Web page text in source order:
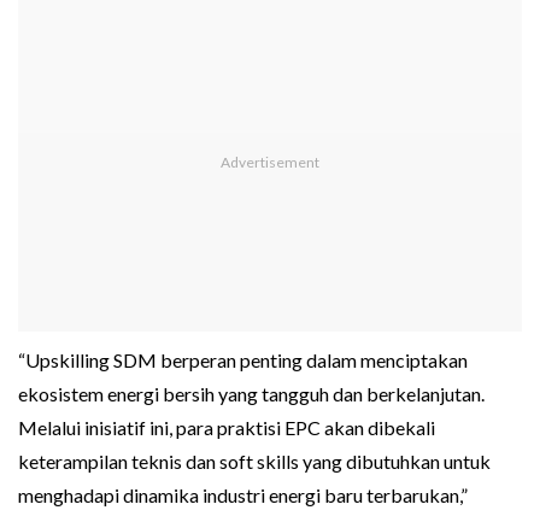
“Upskilling SDM berperan penting dalam menciptakan
ekosistem energi bersih yang tangguh dan berkelanjutan.
Melalui inisiatif ini, para praktisi EPC akan dibekali
keterampilan teknis dan soft skills yang dibutuhkan untuk
menghadapi dinamika industri energi baru terbarukan,”